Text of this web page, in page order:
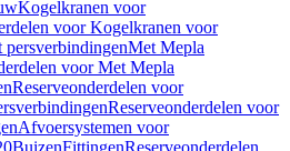
Kogelkranen voor
voor Kogelkranen voor
Met Mepla
voor Met Mepla
Reserveonderdelen voor
Reserveonderdelen voor
Afvoersystemen voor
BuizenFittingenReserveonderdelen